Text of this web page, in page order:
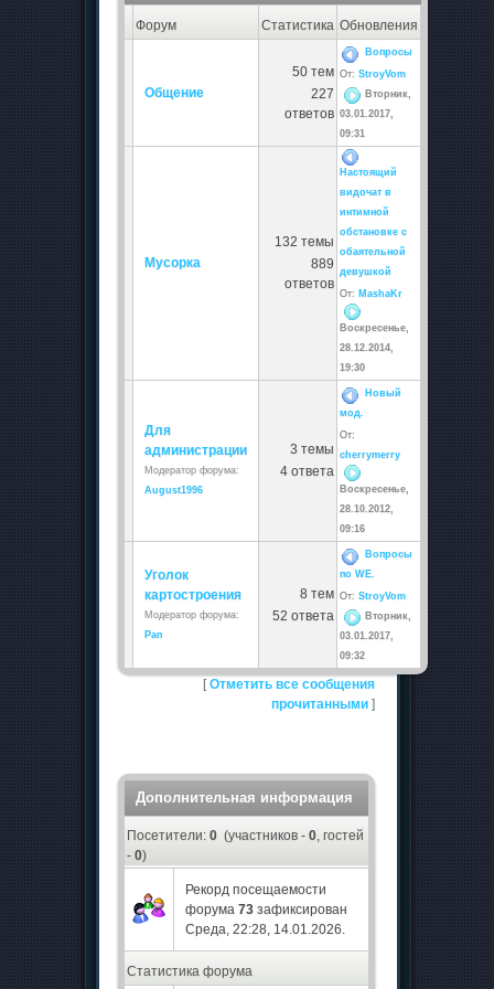
Форум Статистика Обновления
Общение
50 тем
227
ответов
Вопросы
От: StroyVom
Вторник,
03.01.2017,
09:31
Мусорка
132 темы
889
ответов
Настоящий
видочат в
интимной
обстановке с
обаятельной
девушкой
От: MashaKr
Воскресенье,
28.12.2014,
19:30
Для
администрации
Модератор форума:
August1996
3 темы
4 ответа
Новый
мод.
От:
cherrymerry
Воскресенье,
28.10.2012,
09:16
Уголок
картостроения
Модератор форума:
Pan
8 тем
52 ответа
Вопросы
по WE.
От: StroyVom
Вторник,
03.01.2017,
09:32
[Отметить все сообщения
прочитанными]
Дополнительная информация
Посетители: 0(участников - 0, гостей
- 0)
Рекорд посещаемости
форума 73зафиксирован
Среда, 22:28, 14.01.2026.
Статистика форума